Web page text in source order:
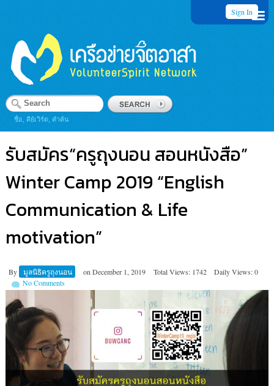
Sign In
ชื่อ, คีย์เวิร์ด, คำค้น
รับสมัคร“ครูถุงนอน สอนหนังสือ”
Winter Camp 2019 “English
Communication & Life
motivation”
By มูลนิธิครูถุงนอน on December 1, 2019 Total Views: 1742
Daily Views: 0
No Comments